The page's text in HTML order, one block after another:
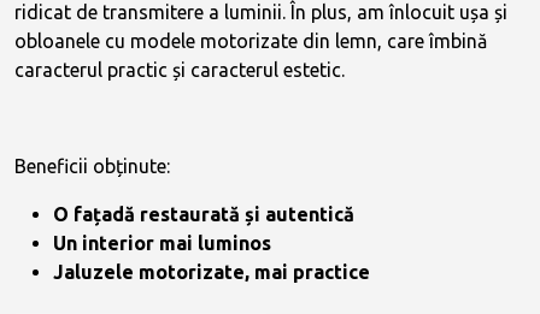
ridicat de transmitere a luminii. În plus, am înlocuit ușa și
obloanele cu modele motorizate din lemn, care îmbină
caracterul practic și caracterul estetic.
Beneficii obținute:
O fațadă restaurată și autentică
Un interior mai luminos
Jaluzele motorizate, mai practice